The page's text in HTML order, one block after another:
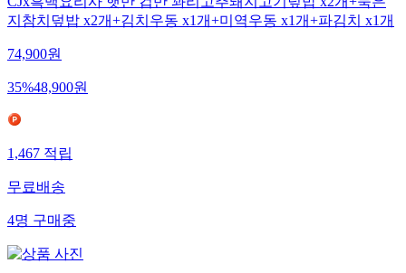
CJx흑백요리사 햇반 컵반 꽈리고추돼지고기덮밥 x2개+묵은
지참치덮밥 x2개+김치우동 x1개+미역우동 x1개+파김치 x1개
74,900원
35%48,900원
1,467적립
무료배송
4명구매중